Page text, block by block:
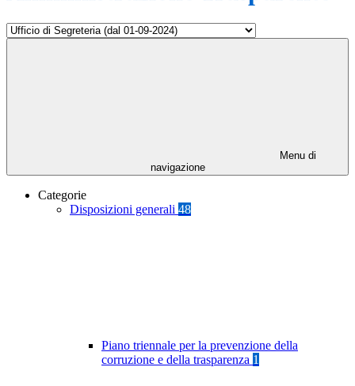
Menu di
navigazione
Categorie
Disposizioni generali 48
Piano triennale per la prevenzione della
corruzione e della trasparenza 1